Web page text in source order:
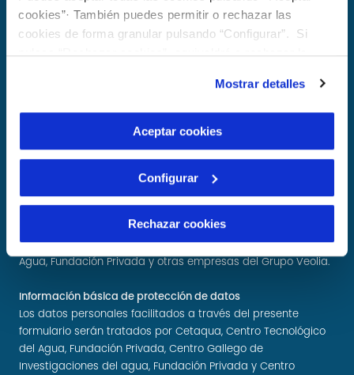
cookies”· También puedes permitir o rechazar las
cookies de forma granular pulsando “Configurar”. Si
pulsas “Rechazar cookies”, equivaldrá a rechazar la
son indispensables para que el sitio web funcione y que
por tanto no se pueden desactivar. Puedes consultar
más información en nuestraPolítica de Cookies
Mostrar detalles
Aceptar cookies
Configurar
Rechazar cookies
Fundación Centro Gallego de Investigaciones del
agua, Fundación Privada;deCentro Andaluz de
convocatorias de próximos eventos, charlas,
electrónicos, impresos y/o telefónicos) de CETAQUA,
Fundación Centro Gallego de Investigaciones del agua,
Fundación Privada y Centro Andaluz de Investigaciones del
Agua, Fundación Privada y otras empresas del Grupo Veolia.
Información básica de protección de datos
Los datos personales facilitados a través del presente
formulario serán tratados por Cetaqua, Centro Tecnológico
del Agua, Fundación Privada, Centro Gallego de
Investigaciones del agua, Fundación Privada y Centro